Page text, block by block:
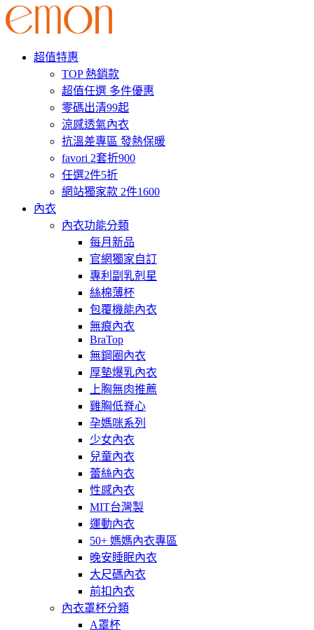
超值特惠
TOP 熱銷款
超值任選 多件優惠
零碼出清99起
涼感透氣內衣
抗溫差專區 發熱保暖
favori 2套折900
任選2件5折
網站獨家款 2件1600
內衣
內衣功能分類
每月新品
官網獨家自訂
專利副乳剋星
絲棉薄杯
包覆機能內衣
無痕內衣
BraTop
無鋼圈內衣
厚墊爆乳內衣
上胸無肉推薦
雞胸低脊心
孕媽咪系列
少女內衣
兒童內衣
蕾絲內衣
性感內衣
MIT台灣製
運動內衣
50+ 媽媽內衣專區
晚安睡眠內衣
大尺碼內衣
前扣內衣
內衣罩杯分類
A罩杯